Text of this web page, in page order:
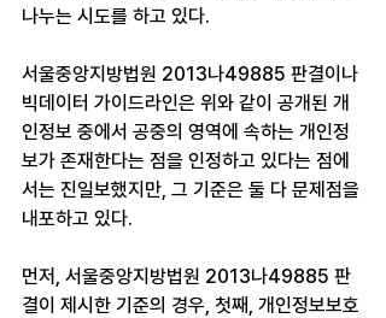
나누는 시도를 하고 있다.
서울중앙지방법원 2013나49885 판결이나
빅데이터 가이드라인은 위와 같이 공개된 개
인정보 중에서 공중의 영역에 속하는 개인정
보가 존재한다는 점을 인정하고 있다는 점에
서는 진일보했지만, 그 기준은 둘 다 문제점을
내포하고 있다.
먼저, 서울중앙지방법원 2013나49885 판
결이 제시한 기준의 경우, 첫째, 개인정보보호